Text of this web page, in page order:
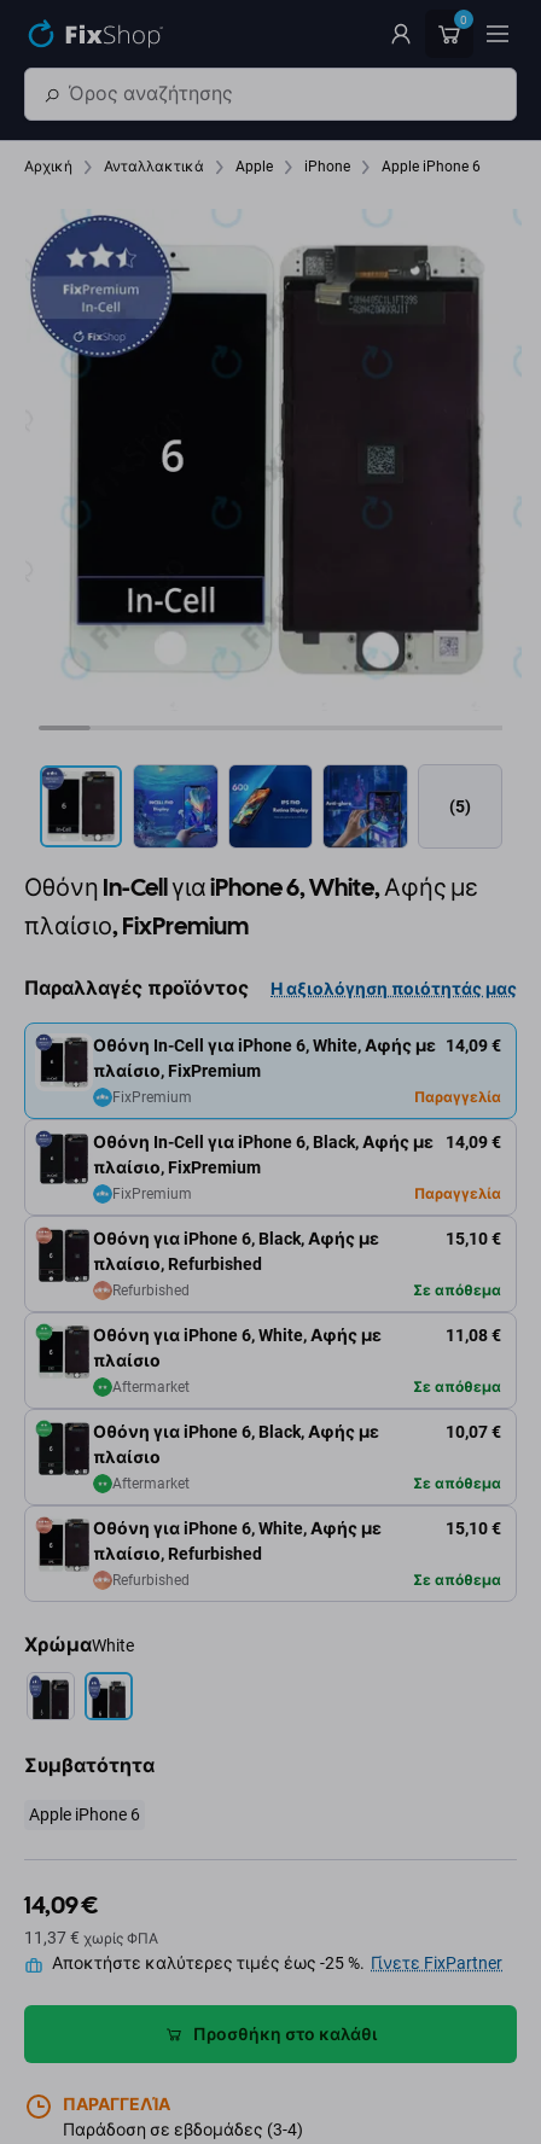
0
Αρχική Ανταλλακτικά Apple iPhone Apple iPhone 6
(5)
Οθόνη In-Cell για iPhone 6, White, Αφής με
πλαίσιο, FixPremium
Παραλλαγές προϊόντος Η αξιολόγηση ποιότητάς μας
Οθόνη In-Cell για iPhone 6, Black, Αφής με
πλαίσιο, FixPremium
14,09 €
FixPremium Παραγγελία
Οθόνη για iPhone 6, Black, Αφής με
πλαίσιο, Refurbished
15,10 €
Refurbished Σε απόθεμα
Οθόνη για iPhone 6, White, Αφής με
πλαίσιο
11,08 €
Aftermarket Σε απόθεμα
Οθόνη για iPhone 6, Black, Αφής με
πλαίσιο
10,07 €
Aftermarket Σε απόθεμα
Οθόνη για iPhone 6, White, Αφής με
πλαίσιο, Refurbished
15,10 €
Refurbished Σε απόθεμα
Οθόνη In-Cell για iPhone 6, White, Αφής με
πλαίσιο, FixPremium
14,09 €
FixPremium Παραγγελία
ΧρώμαWhite
Συμβατότητα
Apple iPhone 6
14,09 €
11,37 € χωρίς ΦΠΑ
Αποκτήστε καλύτερες τιμές έως -25 %. Γίνετε FixPartner
Προσθήκη στο καλάθι
ΠΑΡΑΓΓΕΛΊΑ
Παράδοση σε εβδομάδες (3-4)